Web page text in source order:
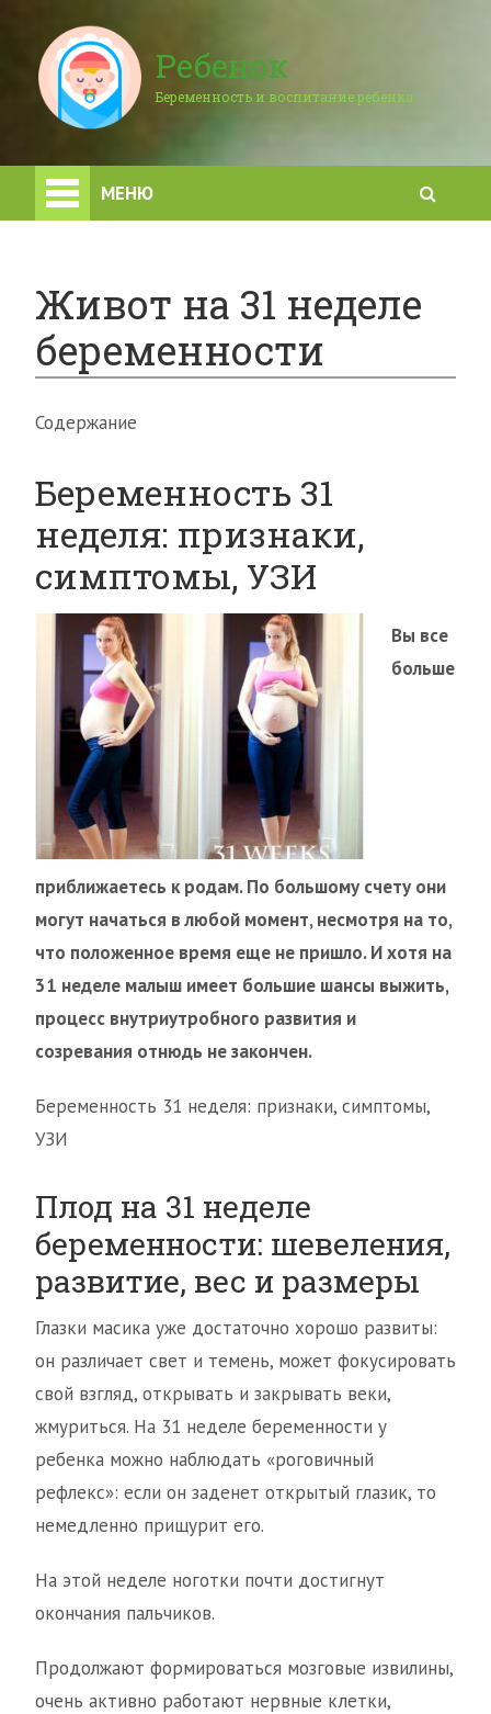
Ребенок
Беременность и воспитание ребенка
МЕНЮ
Живот на 31 неделе
беременности
Содержание
Беременность 31
неделя: признаки,
симптомы, УЗИ
Вы все
больше
приближаетесь к родам. По большому счету они
могут начаться в любой момент, несмотря на то,
что положенное время еще не пришло. И хотя на
31 неделе малыш имеет большие шансы выжить,
процесс внутриутробного развития и
созревания отнюдь не закончен.
Беременность 31 неделя: признаки, симптомы,
УЗИ
Плод на 31 неделе
беременности: шевеления,
развитие, вес и размеры
Глазки масика уже достаточно хорошо развиты:
он различает свет и темень, может фокусировать
свой взгляд, открывать и закрывать веки,
жмуриться. На 31 неделе беременности у
ребенка можно наблюдать «роговичный
рефлекс»: если он заденет открытый глазик, то
немедленно прищурит его.
На этой неделе ноготки почти достигнут
окончания пальчиков.
Продолжают формироваться мозговые извилины,
очень активно работают нервные клетки,